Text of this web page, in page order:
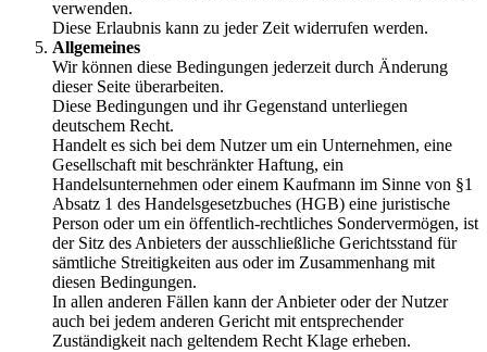
verwenden.
Diese Erlaubnis kann zu jeder Zeit widerrufen werden.
Allgemeines
Wir können diese Bedingungen jederzeit durch Änderung
dieser Seite überarbeiten.
Diese Bedingungen und ihr Gegenstand unterliegen
deutschem Recht.
Handelt es sich bei dem Nutzer um ein Unternehmen, eine
Gesellschaft mit beschränkter Haftung, ein
Handelsunternehmen oder einem Kaufmann im Sinne von §1
Absatz 1 des Handelsgesetzbuches (HGB) eine juristische
Person oder um ein öffentlich-rechtliches Sondervermögen, ist
der Sitz des Anbieters der ausschließliche Gerichtsstand für
sämtliche Streitigkeiten aus oder im Zusammenhang mit
diesen Bedingungen.
In allen anderen Fällen kann der Anbieter oder der Nutzer
auch bei jedem anderen Gericht mit entsprechender
Zuständigkeit nach geltendem Recht Klage erheben.